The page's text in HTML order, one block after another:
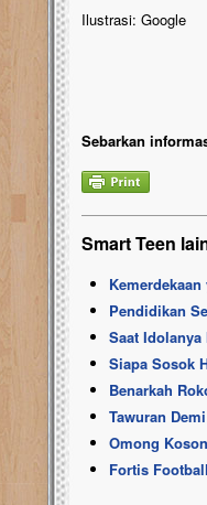
Ilustrasi: Google
Sebarkan
Smart Teen
Pendidikan
Saat
Siapa Sosok
Benarkah
Tawuran
Omong
Fortis